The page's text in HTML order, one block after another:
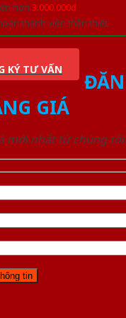
hơn 3.000.000đ
thành viên thân thiết
KÝ TƯ VẤN
GIÁ
mới nhất từ chúng tôi